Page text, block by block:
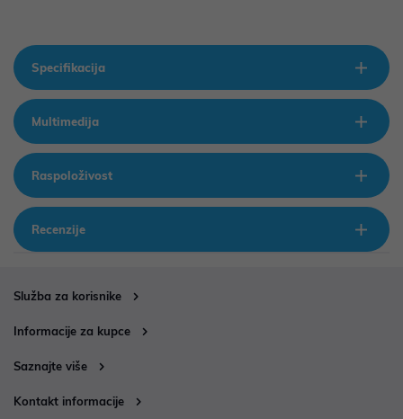
Specifikacija
Multimedija
Raspoloživost
Recenzije
Služba za korisnike
Informacije za kupce
Saznajte više
Kontakt informacije